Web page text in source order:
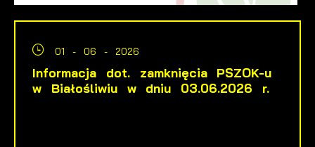
01 - 06 - 2026
Informacja dot. zamknięcia PSZOK-u
w Białośliwiu w dniu 03.06.2026 r.